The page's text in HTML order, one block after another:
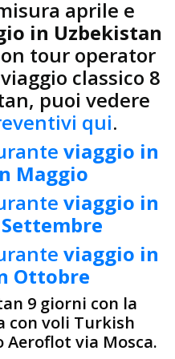
aprile e
in Uzbekistan
tour operator
classico 8
puoi vedere
qui.
viaggio in
Maggio
viaggio in
viaggio in
Ottobre
9 giorni con la
con voli Turkish
via Mosca.